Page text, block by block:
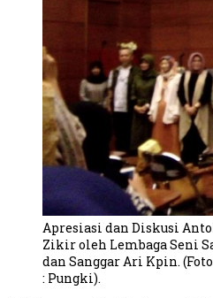
Apresiasi dan Diskusi
Zikir oleh Lembaga Seni
dan Sanggar Ari Kpin.
: Pungki).